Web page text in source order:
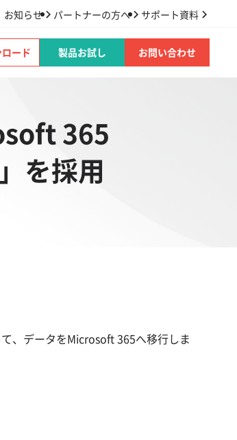
お知らせ パートナーの方へ サポート資料
ード 製品お試し お問い合わせ
365
を採用
、データをMicrosoft 365へ移行しま